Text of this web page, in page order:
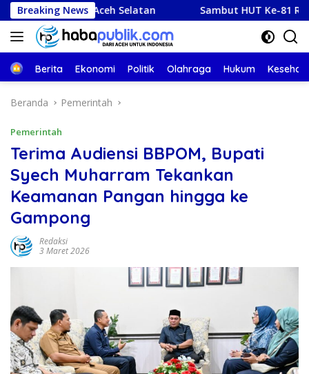
Langsung
ke
konten
Breaking News
Aceh Selatan Sambut HUT Ke-81 RI, Imigrasi
Beranda
Berita Ekonomi Politik Olahraga Hukum
Beranda Pemerintah
Pemerintah
Terima Audiensi BBPOM, Bupati
Syech Muharram Tekankan
Keamanan Pangan hingga ke
Gampong
Redaksi
3 Maret 2026